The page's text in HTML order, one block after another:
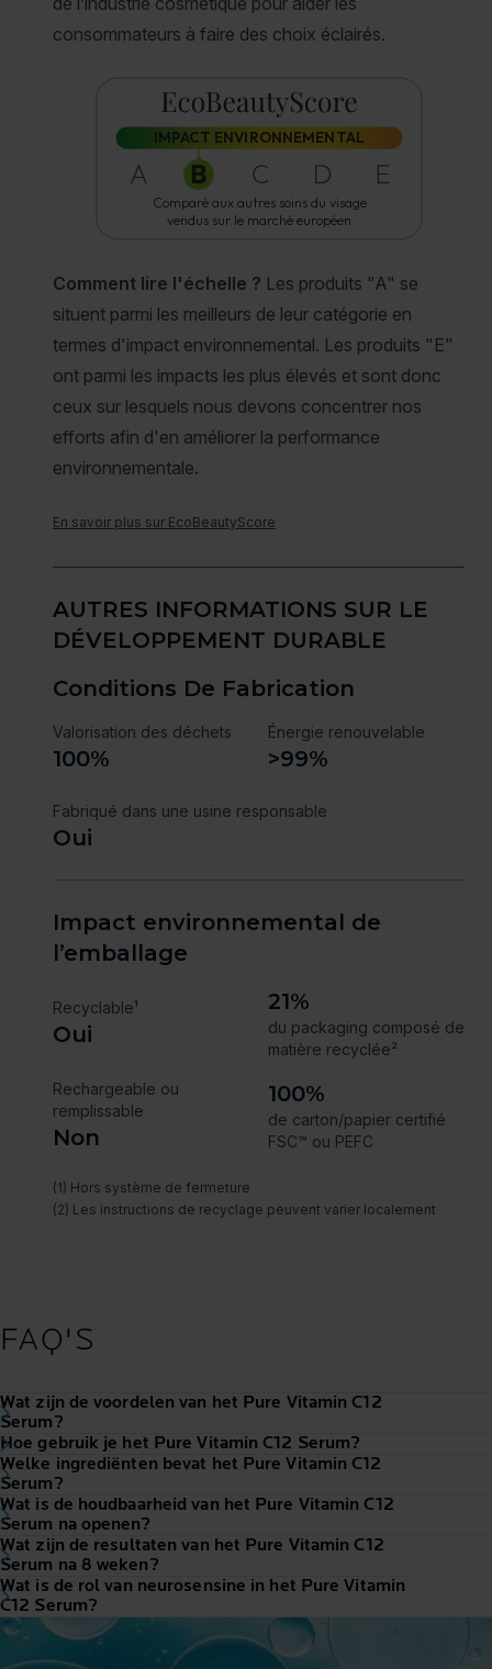
FAQ'S
Wat zijn de voordelen van het Pure Vitamin C12
Serum?
Hoe gebruik je het Pure Vitamin C12 Serum?
Welke ingrediënten bevat het Pure Vitamin C12
Serum?
Wat is de houdbaarheid van het Pure Vitamin C12
Serum na openen?
Wat zijn de resultaten van het Pure Vitamin C12
Serum na 8 weken?
Wat is de rol van neurosensine in het Pure Vitamin
C12 Serum?